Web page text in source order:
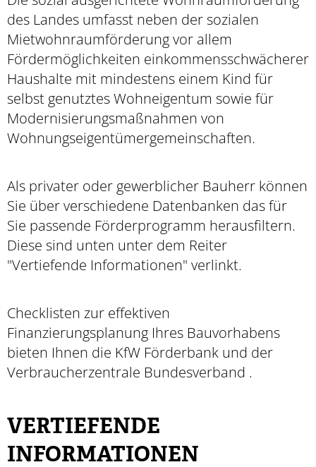
des Landes umfasst neben der sozialen
Mietwohnraumförderung vor allem
Fördermöglichkeiten einkommensschwächerer
Haushalte mit mindestens einem Kind für
selbst genutztes Wohneigentum sowie für
Modernisierungsmaßnahmen von
Wohnungseigentümergemeinschaften.
Als privater oder gewerblicher Bauherr können
Sie über verschiedene Datenbanken das für
Sie passende Förderprogramm herausfiltern.
Diese sind unten unter dem Reiter
"Vertiefende Informationen" verlinkt.
Checklisten zur effektiven
Finanzierungsplanung Ihres Bauvorhabens
bieten Ihnen die KfW Förderbank und der
Verbraucherzentrale Bundesverband .
VERTIEFENDE
INFORMATIONEN